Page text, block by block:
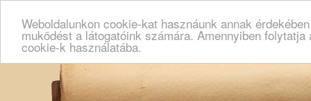
Weboldalunkon cookie-kat hasznáunk annak
muködést a látogatóink számára. Amennyiben
cookie-k használatába.